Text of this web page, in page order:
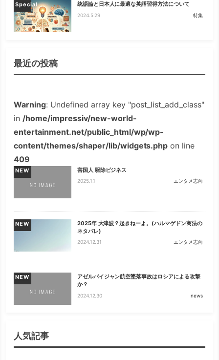
Special 統語論と日本人に最適な英語習得方法について
2024.5.29 特集
最近の投稿
Warning: Undefined array key "post_list_add_class"
in /home/impressiv/new-world-
entertainment.net/public_html/wp/wp-
content/themes/shaper/lib/widgets.php on line
409
NEW 害国人 駆除ビジネス
2025.1.1 エンタメ志向
NEW
2025年 大津波？起きねーよ。(ハルマゲドン商法の
ネタバレ)
2024.12.31 エンタメ志向
NEW
アゼルバイジャン航空墜落事故はロシアによる攻撃
か？
2024.12.30 news
人気記事